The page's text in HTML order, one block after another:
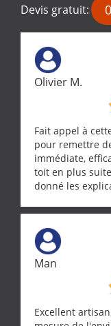
Devis gratuit:
Olivier M.
Fait appel à
pour remettre
immédiate,
toit en plus
donné les
Man
Excellent